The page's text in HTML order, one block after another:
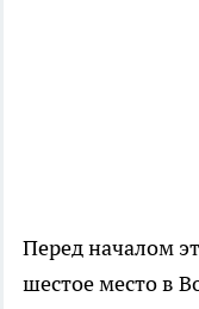
Перед началом
шестое место в